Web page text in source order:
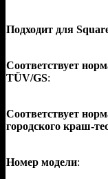
Подходит для
Соответствует
TÜV/GS:
Соответствует
городского краш-
Номер модели: